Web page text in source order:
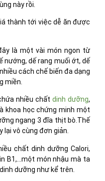
này rồi.
thành tới việc dễ ăn được
là một vài món ngon từ
nướng, dế rang muối ớt, dế
cách chế biến đa dạng
miền.
nhiều chất dinh dưỡng,
khoa học chứng minh một
ngang 3 đĩa thịt bò.Thế
lại vô cùng đơn giản.
chất dinh dưỡng Calori,
B1,…một món nhậu mà ta
dưỡng như kể trên.